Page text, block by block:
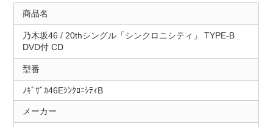
商品名
乃木坂46 / 20thシングル「シンクロニシティ」 TYPE-B
DVD付 CD
型番
ﾉｷﾞｻﾞｶ46EｼﾝｸﾛﾆｼﾃｨB
メーカー